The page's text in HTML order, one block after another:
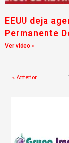
EEUU deja
Permanente
Ver video »
« Anterior 1